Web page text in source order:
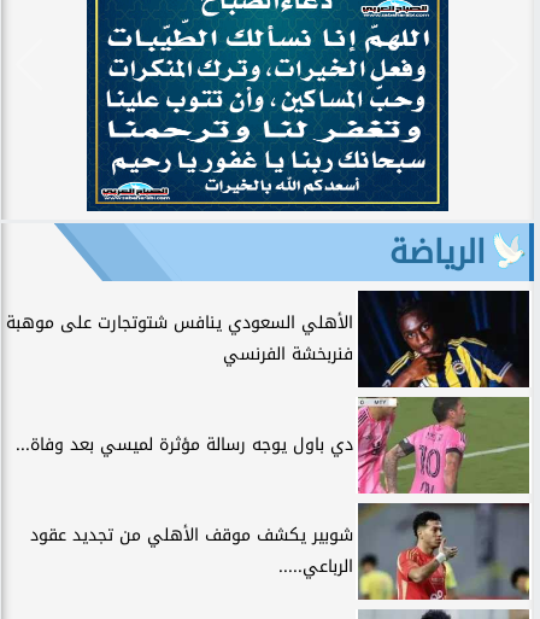
الرياضة
الأهلي السعودي ينافس شتوتجارت على موهبة
فنربخشة الفرنسي
دي باول يوجه رسالة مؤثرة لميسي بعد وفاة...
شوبير يكشف موقف الأهلي من تجديد عقود
الرباعي.....